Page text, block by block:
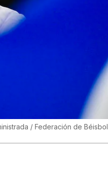
/ Federación de Béisbol